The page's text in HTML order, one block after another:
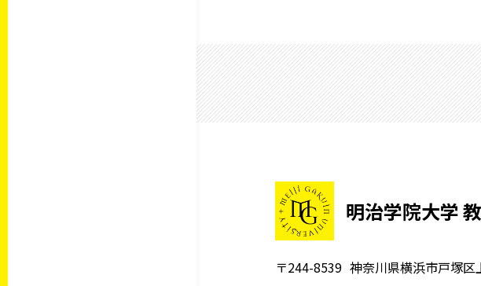
明治学院大学
〒244-8539 神奈川県横浜市戸塚区